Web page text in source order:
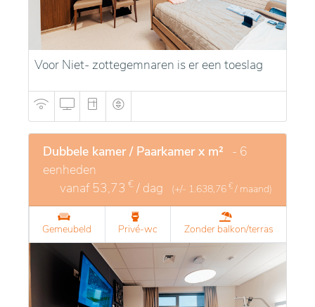
Voor Niet- zottegemnaren is er een toeslag
Dubbele kamer / Paarkamer x m² - 6
eenheden
vanaf 53,73 € / dag (+/- 1.638,76 € / maand)
Gemeubeld Privé-wc Zonder balkon/terras